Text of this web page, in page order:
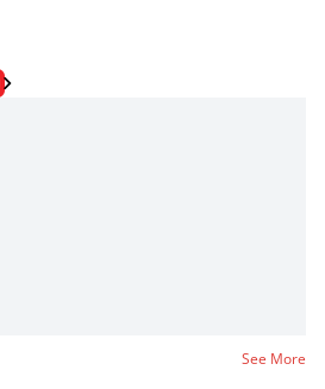
See More